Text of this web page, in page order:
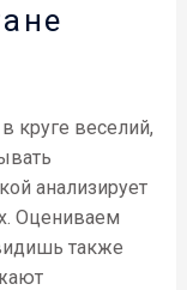
круге веселий,
анализирует
Оцениваем
также